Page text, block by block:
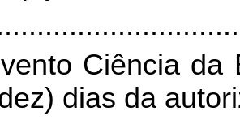
Ciência da
dias da